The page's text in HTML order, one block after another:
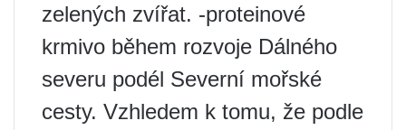
zelených zvířat. -proteinové
krmivo během rozvoje Dálného
severu podél Severní mořské
cesty. Vzhledem k tomu, že podle